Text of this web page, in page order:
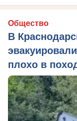
Общество
В
плохо в